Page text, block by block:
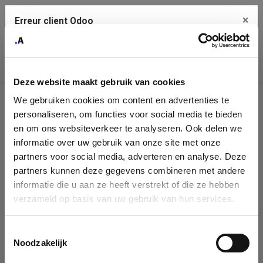
Deze website maakt gebruik van cookies
We gebruiken cookies om content en advertenties te
personaliseren, om functies voor social media te bieden
en om ons websiteverkeer te analyseren. Ook delen we
informatie over uw gebruik van onze site met onze
partners voor social media, adverteren en analyse. Deze
partners kunnen deze gegevens combineren met andere
informatie die u aan ze heeft verstrekt of die ze hebben
verzameld op basis van uw gebruik van hun services.
Noodzakelijk
Identification
de
l'entreprise
Please fill in your company details
form. If you don't find your company in our database, you can create
a new company record with the button below.
Erreur client Odoo ×
Une erreur s'est produite
Utilisez le bouton Copier pour reporter cette erreur à votre
service de support.
Voir les détails
Ok